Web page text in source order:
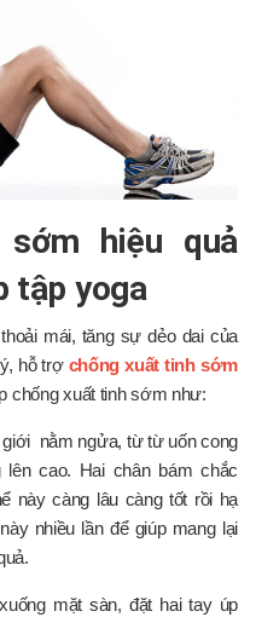
hiệu quả
tập yoga
mái, tăng sự dẻo dai của
hỗ trợ chống xuất tinh sớm
chống xuất tinh sớm như:
nằm ngửa, từ từ uốn cong
lên cao. Hai chân bám chắc
này càng lâu càng tốt rồi hạ
nhiều lần để giúp mang lại
mặt sàn, đặt hai tay úp